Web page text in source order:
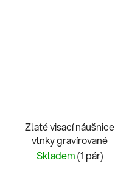
Zlaté visací náušnice
vlnky gravírované
Skladem(1 pár)